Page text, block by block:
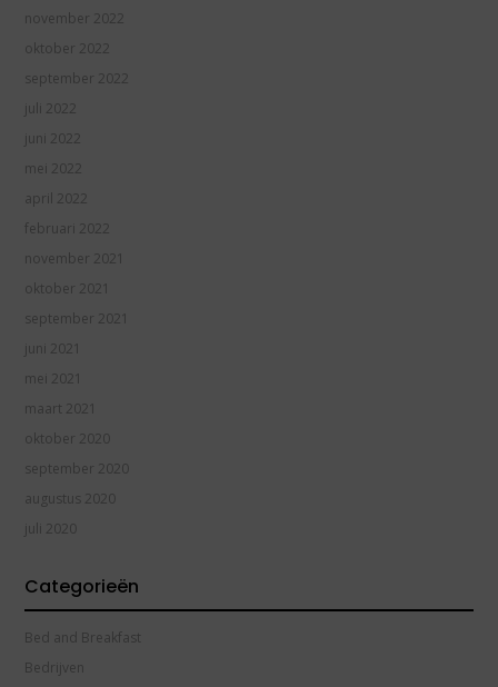
november 2022
oktober 2022
september 2022
juli 2022
juni 2022
mei 2022
april 2022
februari 2022
november 2021
oktober 2021
september 2021
juni 2021
mei 2021
maart 2021
oktober 2020
september 2020
augustus 2020
juli 2020
Categorieën
Bed and Breakfast
Bedrijven